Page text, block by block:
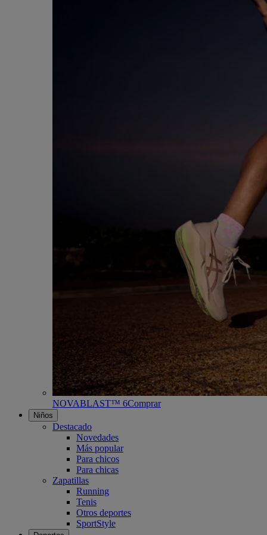
NOVABLAST™ 6Comprar
Niños
Destacado
Novedades
Más popular
Para chicos
Para chicas
Zapatillas
Running
Tenis
Otros deportes
SportStyle